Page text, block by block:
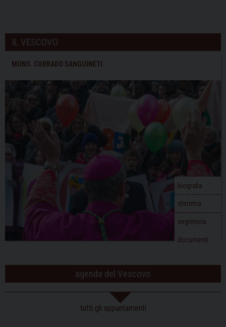
anno
dal
rogo
o
s
a
t
IL VESCOVO
MONS. CORRADO SANGUINETI
biografia
stemma
segreteria
documenti
agenda del Vescovo
tutti gli appuntamenti